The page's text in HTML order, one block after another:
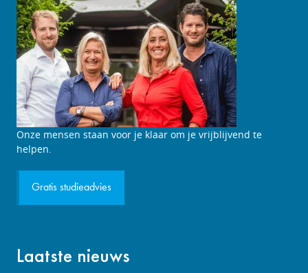
Studieadviesgesprek
aanvragen
Onze mensen staan voor je klaar om je vrijblijvend te
helpen.
Gratis studieadvies
Laatste nieuws